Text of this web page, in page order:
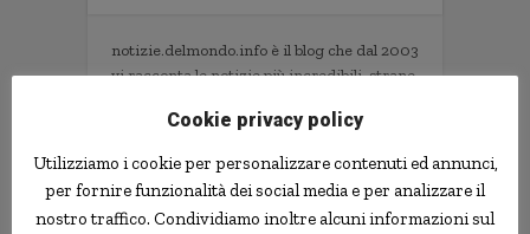
notizie.delmondo.info è il blog che dal 2003
vi racconta le notizie più incredibili, strane,
ladri imbranati, prodotti assurdi, ricerche
Informativa Privacy
Contatti
Cookie privacy policy
Utilizziamo i cookie per personalizzare contenuti ed annunci,
per fornire funzionalità dei social media e per analizzare il
nostro traffico. Condividiamo inoltre alcuni informazioni sul